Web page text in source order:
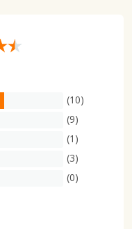
(10)
(9)
(1)
(3)
(0)